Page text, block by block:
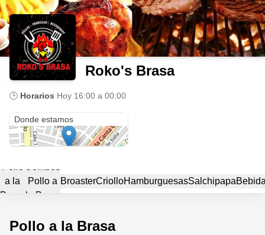
Roko's Brasa
🕒 Horarios Hoy 16:00 a 00:00
Donde estamos
a la
Brasa
Pollo a
la Brasa
BroasterCriolloHamburguesasSalchipapa
Pollo a la Brasa